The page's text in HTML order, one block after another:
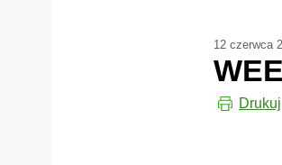
12 czerwca
Drukuj